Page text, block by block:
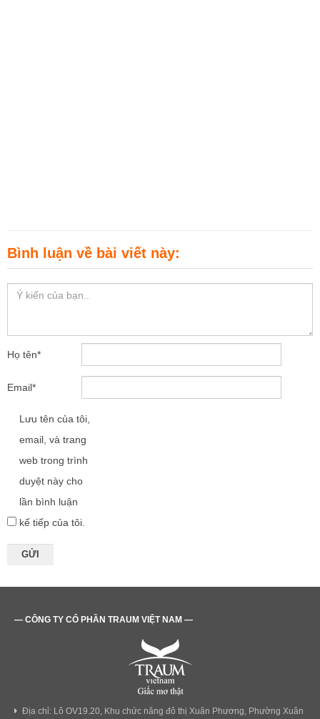
Bình luận về bài viết này:
Họ tên*
Email*
Lưu tên của tôi,
email, và trang
web trong trình
duyệt này cho
lần bình luận
kế tiếp của tôi.
— CÔNG TY CỔ PHẦN TRAUM VIỆT NAM —
Địa chỉ: Lô OV19.20, Khu chức năng đô thị Xuân Phương, Phường Xuân